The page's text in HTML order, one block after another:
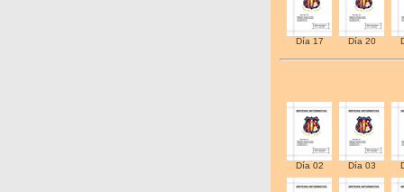
Día 17 Día 20
Día 02 Día 03